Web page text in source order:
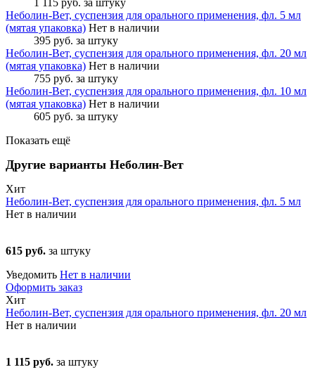
1 115 руб. за штуку
Неболин-Вет, суспензия для орального применения, фл. 5 мл
(мятая упаковка) Нет в наличии
395 руб. за штуку
Неболин-Вет, суспензия для орального применения, фл. 20 мл
(мятая упаковка) Нет в наличии
755 руб. за штуку
Неболин-Вет, суспензия для орального применения, фл. 10 мл
(мятая упаковка) Нет в наличии
605 руб. за штуку
Показать ещё
Другие варианты Неболин-Вет
Хит
Неболин-Вет, суспензия для орального применения, фл. 5 мл
Нет в наличии
615 руб. за штуку
Уведомить Нет в наличии
Оформить заказ
Хит
Неболин-Вет, суспензия для орального применения, фл. 20 мл
Нет в наличии
1 115 руб. за штуку